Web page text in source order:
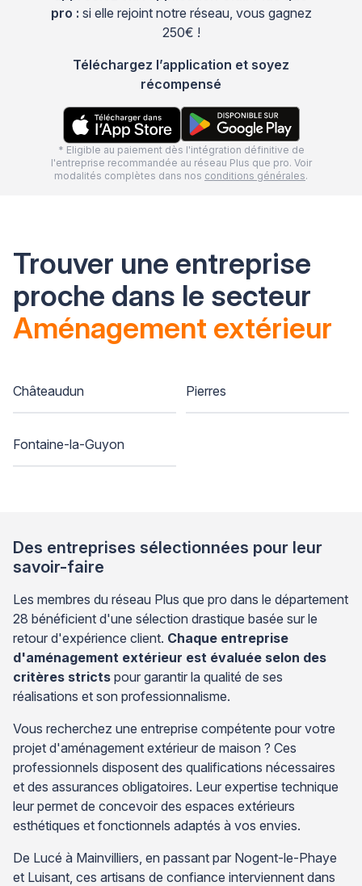
pro : si elle rejoint notre réseau, vous gagnez
250€ !
Téléchargez l’application et soyez
récompensé
* Eligible au paiement dès l'intégration définitive de
l'entreprise recommandée au réseau Plus que pro. Voir
modalités complètes dans nos conditions générales.
Trouver une entreprise
proche dans le secteur
Aménagement extérieur
Châteaudun Pierres
Fontaine-la-Guyon
Des entreprises sélectionnées pour leur
savoir-faire
Les membres du réseau Plus que pro dans le département
28 bénéficient d'une sélection drastique basée sur le
retour d'expérience client. Chaque entreprise
d'aménagement extérieur est évaluée selon des
critères stricts pour garantir la qualité de ses
réalisations et son professionnalisme.
Vous recherchez une entreprise compétente pour votre
projet d'aménagement extérieur de maison ? Ces
professionnels disposent des qualifications nécessaires
et des assurances obligatoires. Leur expertise technique
leur permet de concevoir des espaces extérieurs
esthétiques et fonctionnels adaptés à vos envies.
De Lucé à Mainvilliers, en passant par Nogent-le-Phaye
et Luisant, ces artisans de confiance interviennent dans